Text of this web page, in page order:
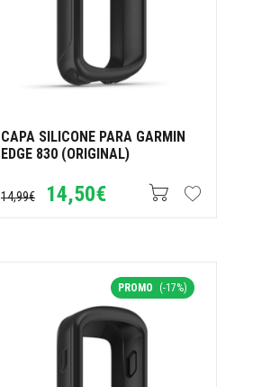
CAPA SILICONE PARA GARMIN
EDGE 830 (ORIGINAL)
14,99€ 14,50€
PROMO (-17%)